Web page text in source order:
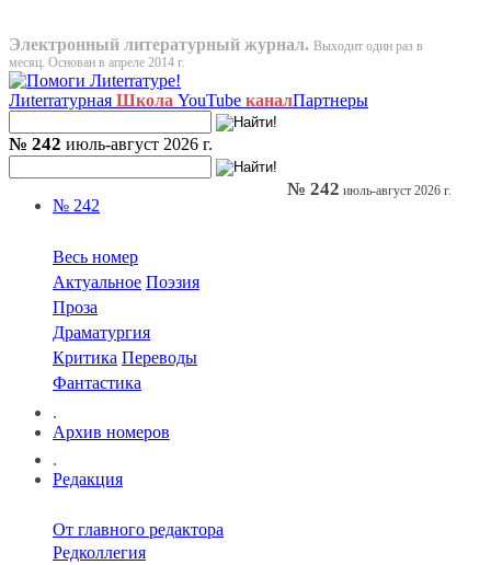
Электронный литературный журнал. Выходит один раз в
месяц. Основан в апреле 2014 г.
Лиterraтурная Школа YouTube каналПартнеры
№ 242 июль-август 2026 г.
№ 242
Весь номер
Актуальное Поэзия
Проза
Драматургия
Критика Переводы
Фантастика
.
Архив номеров
.
Редакция
От главного редактора
Редколлегия
№ 242 июль-август 2026 г.